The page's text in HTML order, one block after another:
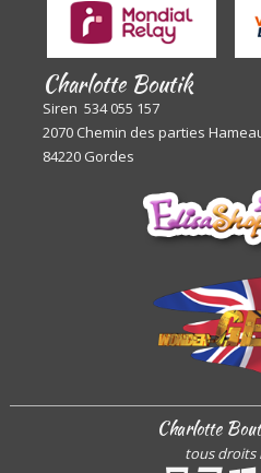
Charlotte Boutik
Siren 534 055 157
2070 Chemin des parties
84220 Gordes
Charlotte
tous droits